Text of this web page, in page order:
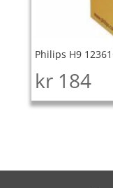
Philips H9
kr 184